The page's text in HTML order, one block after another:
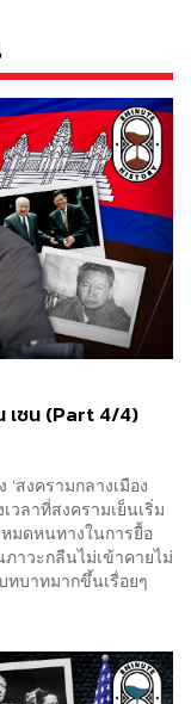
เซน (Part 4/4)
สงครามกลางเมือง
วลาที่สงครามเย็นเริ่ม
มดหนทางในการยื้อ
าวะกลืนไม่เข้าคายไม่
บาทมากขึ้นเรื่อยๆ